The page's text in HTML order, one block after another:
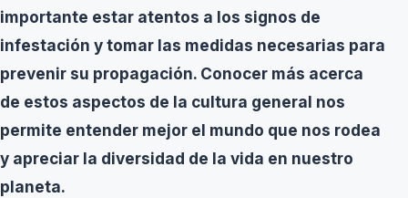
importante estar atentos a los signos de
infestación y tomar las medidas necesarias para
prevenir su propagación. Conocer más acerca
de estos aspectos de la cultura general nos
permite entender mejor el mundo que nos rodea
y apreciar la diversidad de la vida en nuestro
planeta.